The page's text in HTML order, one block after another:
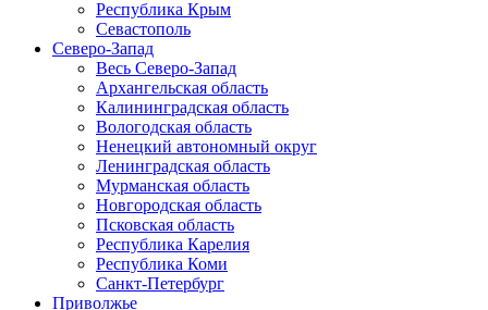
Республика Крым
Севастополь
Северо-Запад
Весь Северо-Запад
Архангельская область
Калининградская область
Вологодская область
Ненецкий автономный округ
Ленинградская область
Мурманская область
Новгородская область
Псковская область
Республика Карелия
Республика Коми
Санкт-Петербург
Приволжье